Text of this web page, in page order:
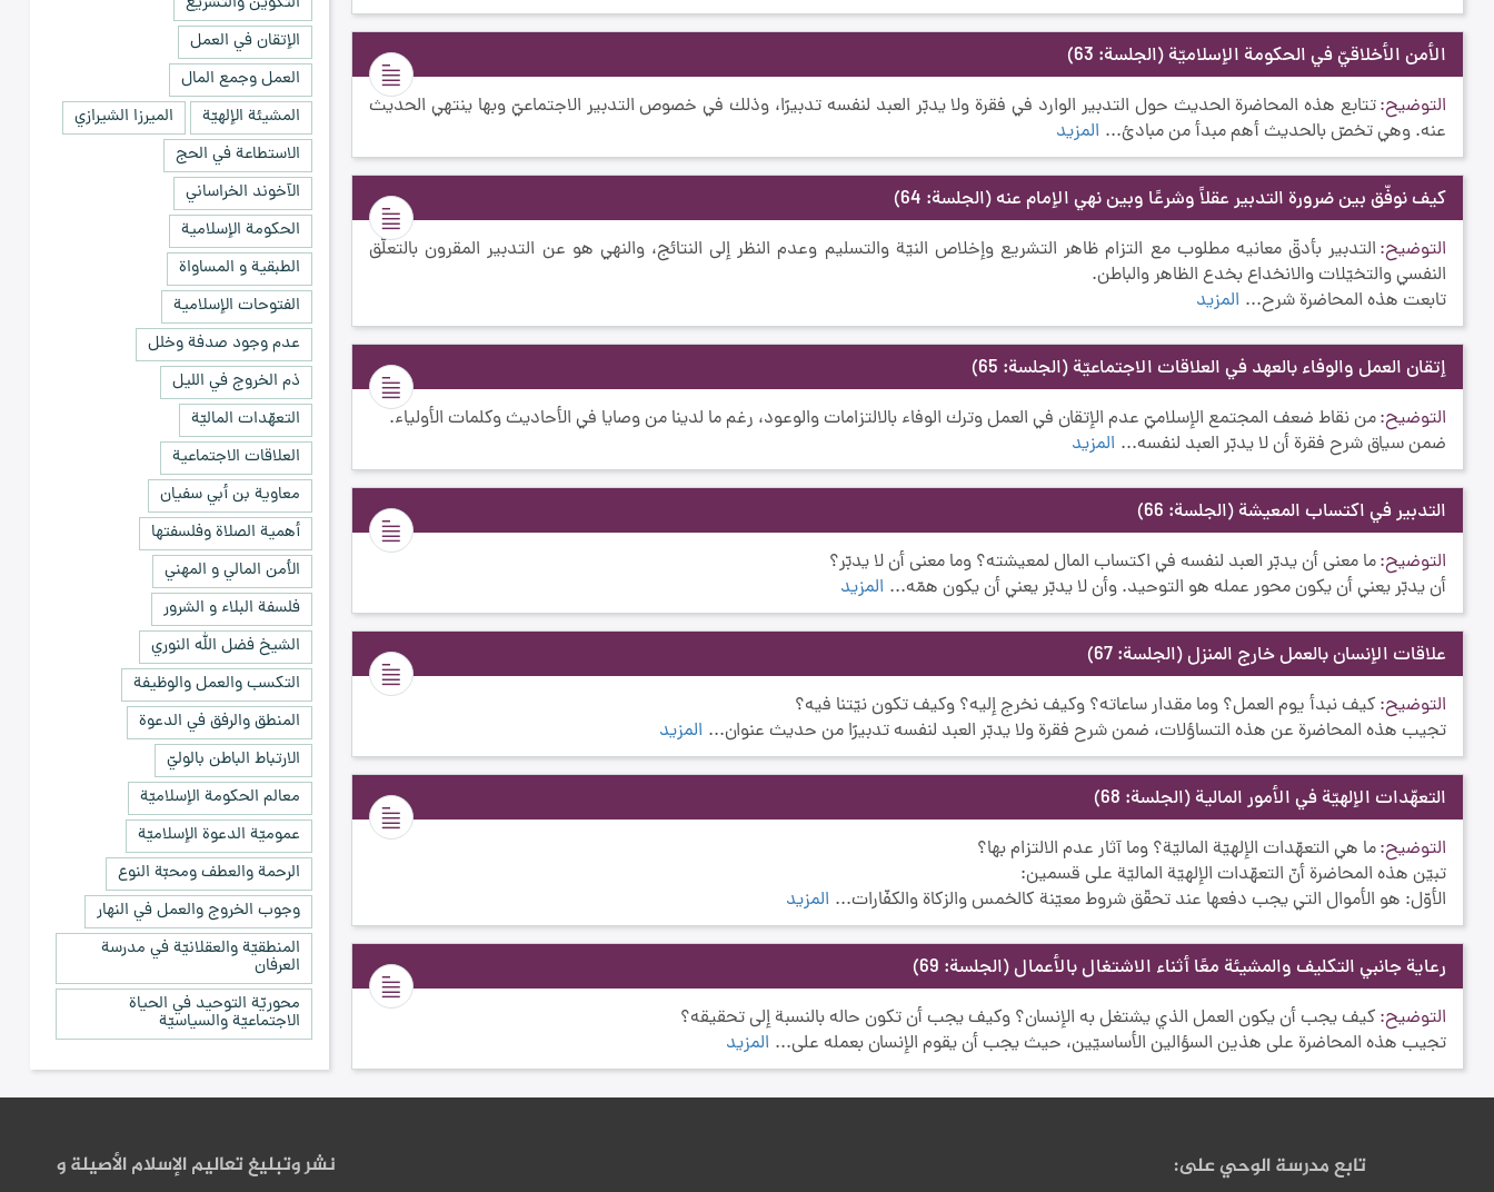
الأمن الأخلاقيّ في الحكومة الإسلاميّة(الجلسة: 63)
التوضيح تتابع هذه المحاضرة الحديث حول التدبير الوارد في فقرة ولا يدبّر العبد لنفسه تدبيرًا، وذلك في خصوص التدبير الاجتماعيّ وبها ينتهي الحديث
عنه. وهي تخصّ بالحديث أهم مبدأ من مبادئ... المزيد
كيف نوفّق بين ضرورة التدبير عقلاً وشرعًا وبين نهي الإمام عنه(الجلسة: 64)
التوضيح التدبير بأدقّ معانيه مطلوب مع التزام ظاهر التشريع وإخلاص النيّة والتسليم وعدم النظر إلى النتائج، والنهي هو عن التدبير المقرون بالتعلّق
النفسي والتخيّلات والانخداع بخدع الظاهر والباطن.
تابعت هذه المحاضرة شرح... المزيد
إتقان العمل والوفاء بالعهد في العلاقات الاجتماعيّة(الجلسة: 65)
التوضيح من نقاط ضعف المجتمع الإسلاميّ عدم الإتقان في العمل وترك الوفاء بالالتزامات والوعود، رغم ما لدينا من وصايا في الأحاديث وكلمات الأولياء.
ضمن سياق شرح فقرة أن لا يدبّر العبد لنفسه... المزيد
التدبير في اكتساب المعيشة(الجلسة: 66)
التوضيح ما معنى أن يدبّر العبد لنفسه في اكتساب المال لمعيشته؟ وما معنى أن لا يدبّر؟
أن يدبّر يعني أن يكون محور عمله هو التوحيد. وأن لا يدبّر يعني أن يكون همّه... المزيد
علاقات الإنسان بالعمل خارج المنزل(الجلسة: 67)
التوضيح كيف نبدأ يوم العمل؟ وما مقدار ساعاته؟ وكيف نخرج إليه؟ وكيف تكون نيّتنا فيه؟
تجيب هذه المحاضرة عن هذه التساؤلات، ضمن شرح فقرة ولا يدبّر العبد لنفسه تدبيرًا من حديث عنوان... المزيد
التعهّدات الإلهيّة في الأمور المالية(الجلسة: 68)
التوضيح ما هي التعهّدات الإلهيّة الماليّة؟ وما آثار عدم الالتزام بها؟
تبيّن هذه المحاضرة أنّ التعهّدات الإلهيّة الماليّة على قسمين:
الأوّل: هو الأموال التي يجب دفعها عند تحقّق شروط معيّنة كالخمس والزكاة والكفّارات... المزيد
رعاية جانبي التكليف والمشيئة معًا أثناء الاشتغال بالأعمال(الجلسة: 69)
التوضيح كيف يجب أن يكون العمل الذي يشتغل به الإنسان؟ وكيف يجب أن تكون حاله بالنسبة إلى تحقيقه؟
تجيب هذه المحاضرة على هذين السؤالين الأساسيّين، حيث يجب أن يقوم الإنسان بعمله على... المزيد
الإتقان في العمل
العمل وجمع المال
المشيئة الإلهيّة
الميرزا الشيرازي
الاستطاعة في الحج
الآخوند الخراساني
الحكومة الإسلامية
الطبقية و المساواة
الفتوحات الإسلامية
عدم وجود صدفة وخلل
ذم الخروج في الليل
التعهّدات الماليّة
العلاقات الاجتماعية
معاوية بن أبي سفيان
أهمية الصلاة وفلسفتها
الأمن المالي و المهني
فلسفة البلاء و الشرور
الشيخ فضل الله النوري
التكسب والعمل والوظيفة
المنطق والرفق في الدعوة
الارتباط الباطن بالوليّ
معالم الحكومة الإسلاميّة
عموميّة الدعوة الإسلاميّة
الرحمة والعطف ومحبّة النوع
وجوب الخروج والعمل في النهار
المنطقيّة والعقلانيّة في مدرسة
العرفان
محوريّة التوحيد في الحياة
الاجتماعيّة والسياسيّة
نشر وتبليغ تعاليم الإسلام الأصيلة و
تابع مدرسة الوحي على: